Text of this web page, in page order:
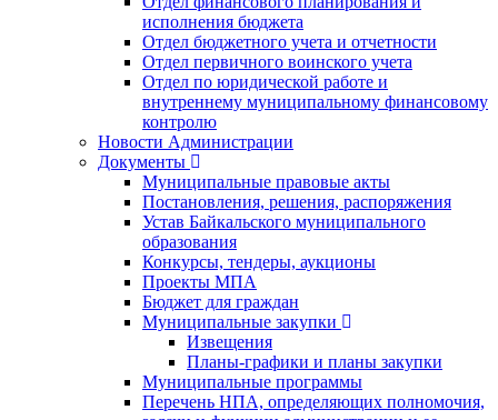
исполнения бюджета
Отдел бюджетного учета и отчетности
Отдел первичного воинского учета
Отдел по юридической работе и
внутреннему муниципальному финансовому
контролю
Новости Администрации
Документы
Муниципальные правовые акты
Постановления, решения, распоряжения
Устав Байкальского муниципального
образования
Конкурсы, тендеры, аукционы
Проекты МПА
Бюджет для граждан
Муниципальные закупки
Извещения
Планы-графики и планы закупки
Муниципальные программы
Перечень НПА, определяющих полномочия,